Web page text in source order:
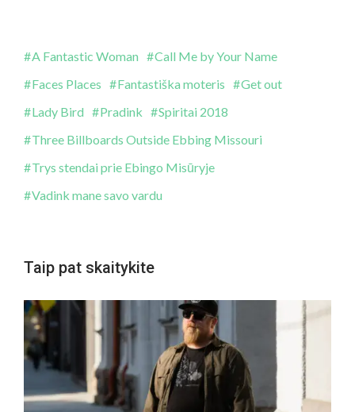
A Fantastic Woman
Call Me by Your Name
Faces Places
Fantastiška moteris
Get out
Lady Bird
Pradink
Spiritai 2018
Three Billboards Outside Ebbing Missouri
Trys stendai prie Ebingo Misūryje
Vadink mane savo vardu
Taip pat skaitykite